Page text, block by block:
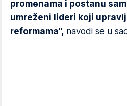
promenama i postanu
umreženi lideri koji
reformama", navodi se u